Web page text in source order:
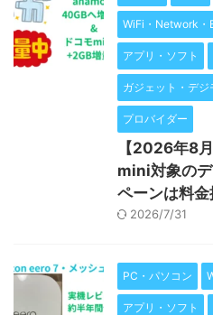
WiFi・Network・
アプリ・ソフト
ガジェット・デジ
プロバイダー
【2026年8
mini対象の
ペーンは料金
2026/7/31
PC・パソコン
アプリ・ソフト